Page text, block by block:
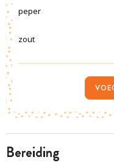
bereiding
peper
zout